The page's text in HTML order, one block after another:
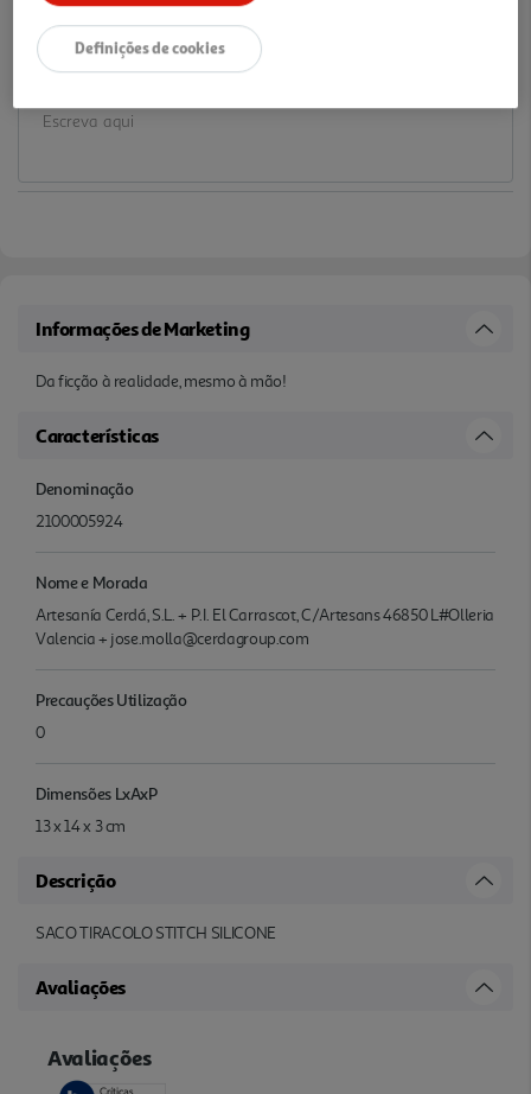
9,99 €
Notas de preparação
Informações de Marketing
Da ficção à realidade, mesmo à mão!
Características
Denominação
2100005924
Nome e Morada
Artesanía Cerdá, S.L. + P.I. El Carrascot, C/Artesans 46850 L#Olleria
Valencia + jose.molla@cerdagroup.com
Precauções Utilização
0
Dimensões LxAxP
13 x 14 x 3 cm
Descrição
SACO TIRACOLO STITCH SILICONE
Avaliações
Definições de cookies